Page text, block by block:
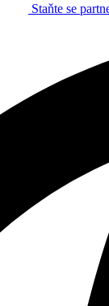
Staňte se